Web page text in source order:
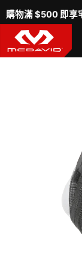
至
要
購物滿 $500 即享